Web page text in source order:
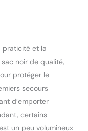
reste bien en
compact et
son
notre kit
pour
petits
le
votre
ou
praticité et la
noir de qualité,
protéger le
secours
d’emporter
certains
un peu volumineux